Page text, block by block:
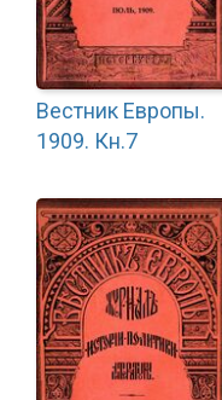
Вестник Европы.
1909. Кн.7